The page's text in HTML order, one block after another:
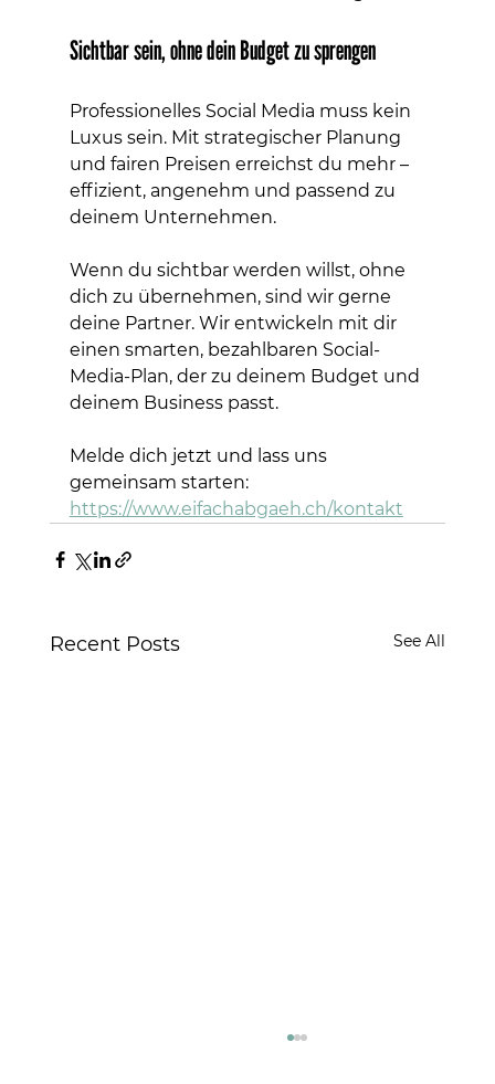
Sichtbar sein, ohne dein Budget zu sprengen
Professionelles Social Media muss kein
Luxus sein. Mit strategischer Planung
und fairen Preisen erreichst du mehr –
effizient, angenehm und passend zu
deinem Unternehmen.
Wenn du sichtbar werden willst, ohne
dich zu übernehmen, sind wir gerne
deine Partner. Wir entwickeln mit dir
einen smarten, bezahlbaren Social-
Media-Plan, der zu deinem Budget und
deinem Business passt.
Melde dich jetzt und lass uns
gemeinsam starten:
https://www.eifachabgaeh.ch/kontakt
Recent Posts See All